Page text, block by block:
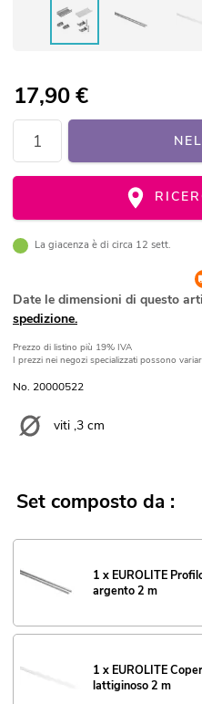
17,90€
La giacenza è di circa 12 sett.
Date le dimensioni di questo
spedizione.
Prezzo di listino più 19% IVA
I prezzi nei negozi specializzati possono
No. 20000522
viti ,3 cm
Set composto da :
1 x EUROLITE
argento 2 m
1 x EUROLITE
lattiginoso 2 m